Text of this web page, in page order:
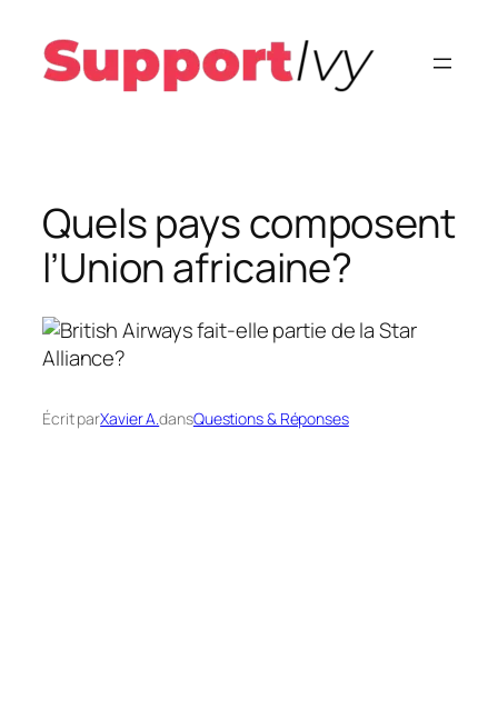
contenu
Quels pays composent
l’Union africaine?
Écrit parXavier A.dansQuestions & Réponses